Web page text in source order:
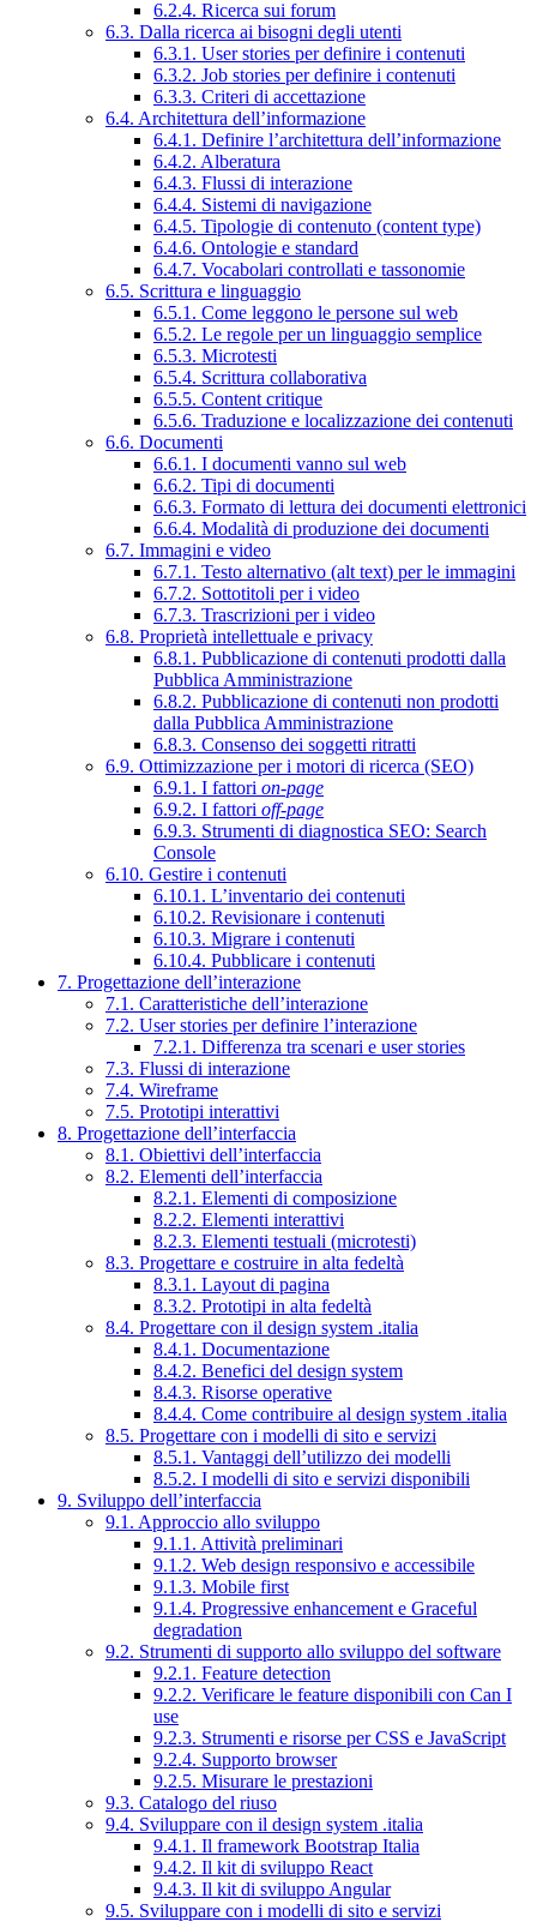
6.2.4. Ricerca sui forum
6.3. Dalla ricerca ai bisogni degli utenti
6.3.1. User stories per definire i contenuti
6.3.2. Job stories per definire i contenuti
6.3.3. Criteri di accettazione
6.4. Architettura dell’informazione
6.4.1. Definire l’architettura dell’informazione
6.4.2. Alberatura
6.4.3. Flussi di interazione
6.4.4. Sistemi di navigazione
6.4.5. Tipologie di contenuto (content type)
6.4.6. Ontologie e standard
6.4.7. Vocabolari controllati e tassonomie
6.5. Scrittura e linguaggio
6.5.1. Come leggono le persone sul web
6.5.2. Le regole per un linguaggio semplice
6.5.3. Microtesti
6.5.4. Scrittura collaborativa
6.5.5. Content critique
6.5.6. Traduzione e localizzazione dei contenuti
6.6. Documenti
6.6.1. I documenti vanno sul web
6.6.2. Tipi di documenti
6.6.3. Formato di lettura dei documenti elettronici
6.6.4. Modalità di produzione dei documenti
6.7. Immagini e video
6.7.1. Testo alternativo (alt text) per le immagini
6.7.2. Sottotitoli per i video
6.7.3. Trascrizioni per i video
6.8. Proprietà intellettuale e privacy
6.8.1. Pubblicazione di contenuti prodotti dalla
Pubblica Amministrazione
6.8.2. Pubblicazione di contenuti non prodotti
dalla Pubblica Amministrazione
6.8.3. Consenso dei soggetti ritratti
6.9. Ottimizzazione per i motori di ricerca (SEO)
6.9.1. I fattori on-page
6.9.2. I fattori off-page
6.9.3. Strumenti di diagnostica SEO: Search
Console
6.10. Gestire i contenuti
6.10.1. L’inventario dei contenuti
6.10.2. Revisionare i contenuti
6.10.3. Migrare i contenuti
6.10.4. Pubblicare i contenuti
7. Progettazione dell’interazione
7.1. Caratteristiche dell’interazione
7.2. User stories per definire l’interazione
7.2.1. Differenza tra scenari e user stories
7.3. Flussi di interazione
7.4. Wireframe
7.5. Prototipi interattivi
8. Progettazione dell’interfaccia
8.1. Obiettivi dell’interfaccia
8.2. Elementi dell’interfaccia
8.2.1. Elementi di composizione
8.2.2. Elementi interattivi
8.2.3. Elementi testuali (microtesti)
8.3. Progettare e costruire in alta fedeltà
8.3.1. Layout di pagina
8.3.2. Prototipi in alta fedeltà
8.4. Progettare con il design system .italia
8.4.1. Documentazione
8.4.2. Benefici del design system
8.4.3. Risorse operative
8.4.4. Come contribuire al design system .italia
8.5. Progettare con i modelli di sito e servizi
8.5.1. Vantaggi dell’utilizzo dei modelli
8.5.2. I modelli di sito e servizi disponibili
9. Sviluppo dell’interfaccia
9.1. Approccio allo sviluppo
9.1.1. Attività preliminari
9.1.2. Web design responsivo e accessibile
9.1.3. Mobile first
9.1.4. Progressive enhancement e Graceful
degradation
9.2. Strumenti di supporto allo sviluppo del software
9.2.1. Feature detection
9.2.2. Verificare le feature disponibili con Can I
use
9.2.3. Strumenti e risorse per CSS e JavaScript
9.2.4. Supporto browser
9.2.5. Misurare le prestazioni
9.3. Catalogo del riuso
9.4. Sviluppare con il design system .italia
9.4.1. Il framework Bootstrap Italia
9.4.2. Il kit di sviluppo React
9.4.3. Il kit di sviluppo Angular
9.5. Sviluppare con i modelli di sito e servizi